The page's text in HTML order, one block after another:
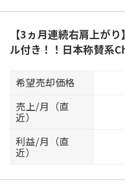
【3ヵ月連続右肩上が
ル付き！！日本称賛系
希望売却価格
売上/月（直
近）
利益/月（直
近）